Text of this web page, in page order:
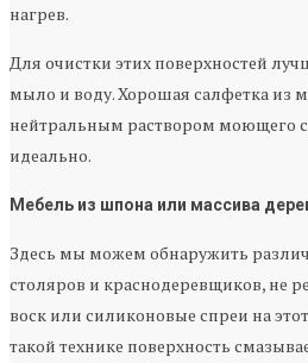
нагрев.
Для очистки этих поверхностей
мыло и воду. Хорошая салфетка из
нейтральным раствором моющего
идеально.
Мебель из шпона или массива
Здесь мы можем обнаружить
столяров и краснодеревщиков, не
воск или силиконовые спреи на
такой технике поверхность